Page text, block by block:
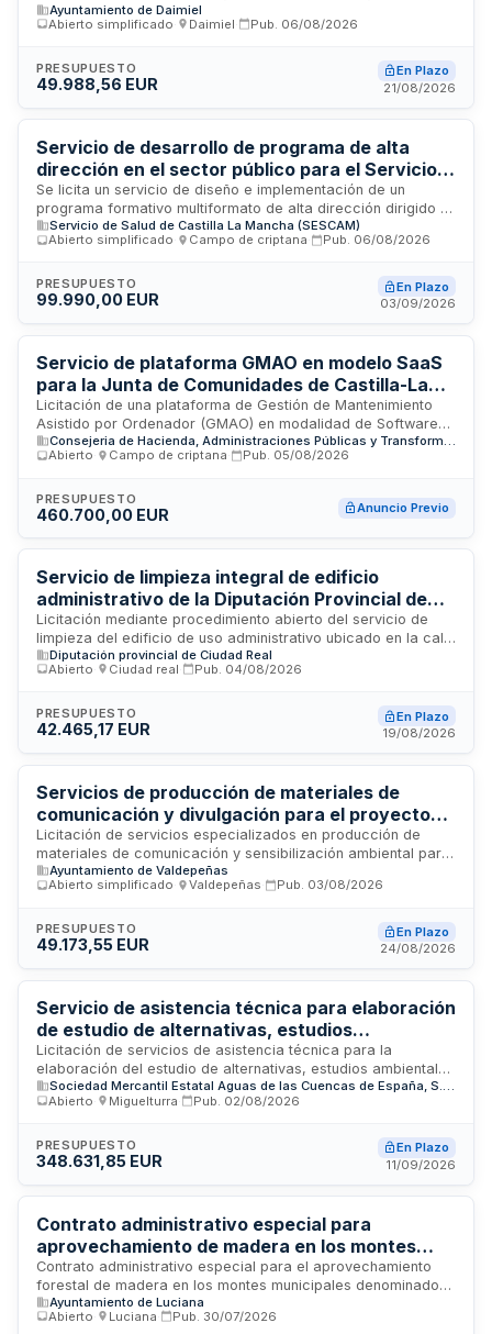
asistencia técnica de iluminación escénica, gestión de
taquilla, control de acceso y aforo, atención al público
espectáculos. El contrato tiene por finalidad asegurar el
correcto desarrollo de las actividades culturales
recepción de asistentes, la correcta validación de entradas,
el cumplimiento de límites de aforo y el funcionamiento de la
iluminación en todos los eventos.
Ayuntamiento de Daimiel
Abierto simplificado
Daimiel Pub. 06/08/2026
PRESUPUESTO
49.988,56 EUR
En Plazo
21/08/2026
Servicio de desarrollo de programa de alta
dirección en el sector público para el Servicio
de Salud de Castilla-La Mancha
Se licita un servicio de diseño e implementación de un
programa formativo multiformato de alta dirección dirigido a
personal directivo del Servicio de Salud de Castilla-La
Mancha. El programa incluye módulos sobre liderazgo,
impacto y herramientas de gestión del cambio, combinando
sesiones presenciales y virtuales. El objetivo es impulsar la
personalizada mediante trabajo colaborativo y aprendizaje
organizacional desde una perspectiva sistémica.
Servicio de Salud de Castilla La Mancha (SESCAM)
Abierto simplificado
Campo de criptana Pub. 06/08/2026
PRESUPUESTO
99.990,00 EUR
En Plazo
03/09/2026
Servicio de plataforma GMAO en modelo SaaS
para la Junta de Comunidades de Castilla-La
Mancha
Licitación de una plataforma de Gestión de Mantenimiento
Asistido por Ordenador (GMAO) en modalidad de Software
como Servicio (SaaS) para la Secretaría General de la
Consejería de Hacienda, Administraciones Públicas y
Castilla-La Mancha. El contrato incluye el acceso,
mantenimiento, actualizaciones y soporte técnico de la
operaciones de mantenimiento preventivo y correctivo de las
infraestructuras y equipos de la administración autonómica.
La solución deberá funcionar en entorno cloud con
disponibilidad continua y capacidades de integración con
sistemas existentes.
Consejeria de Hacienda, Administraciones Públicas y Transformación Digital de la Junta de Comunidades de Castilla-La Mancha
Abierto
Campo de criptana Pub. 05/08/2026
PRESUPUESTO
460.700,00 EUR Anuncio Previo
Servicio de limpieza integral de edificio
administrativo de la Diputación Provincial de
Ciudad Real
Licitación mediante procedimiento abierto del servicio de
limpieza del edificio de uso administrativo ubicado en la calle
Rosa 3 de la Diputación Provincial de Ciudad Real. Se trata
de un contrato de servicios intensivo en mano de obra, con
no se divide en lotes debido a la necesidad de coordinación
técnica y a que los trabajadores desarrollan sus tareas en
considerando criterios de valoración más allá del precio,
atendiendo a que se trata de un servicio de mano de obra
intensiva.
Diputación provincial de Ciudad Real
Abierto
Ciudad real Pub. 04/08/2026
PRESUPUESTO
42.465,17 EUR
En Plazo
19/08/2026
Servicios de producción de materiales de
comunicación y divulgación para el proyecto
de renaturalización urbana de Valdepeñas
Licitación de servicios especializados en producción de
materiales de comunicación y sensibilización ambiental para
el proyecto Renaturalización Urbana de Valdepeñas. El
Ayuntamiento de Valdepeñas contrata la ejecución material
incluidos en las acciones C1 y C2 del proyecto cofinanciado
por el Fondo Europeo de Desarrollo Regional a través de la
maquetación de documentos, asistencia para planificación
de actividades, exposición itinerante, guías, folletos,
cartelería y materiales para actividades de sensibilización.
Ayuntamiento de Valdepeñas
Abierto simplificado
Valdepeñas Pub. 03/08/2026
PRESUPUESTO
49.173,55 EUR
En Plazo
24/08/2026
Servicio de asistencia técnica para elaboración
de estudio de alternativas, estudios
ambientales y redacción de proyecto de
construcción para ampliación de depuradora
de Ciudad Real y Miguelturra
Licitación de servicios de asistencia técnica para la
elaboración del estudio de alternativas, estudios ambientales
y redacción del proyecto de construcción integrado en la
ampliación de la Estación Depuradora de Aguas Residuales
correspondientes a la incorporación del saneamiento de los
municipios de Torralba de Calatrava y Carrión de Calatrava
trabajos, trabajos preliminares, análisis de alternativas,
trabajos de campo y estudios ambientales.
Sociedad Mercantil Estatal Aguas de las Cuencas de España, S.A. (ACUAES)
Abierto
Miguelturra Pub. 02/08/2026
PRESUPUESTO
348.631,85 EUR
En Plazo
11/09/2026
Contrato administrativo especial para
aprovechamiento de madera en los montes
Rincón y Chiquero de Luciana
Contrato administrativo especial para el aprovechamiento
forestal de madera en los montes municipales denominados
Rincón y Chiquero de Luciana. La licitación persigue fines de
interés público orientados al fomento del empleo en sectores
Ayuntamiento de Luciana
Abierto
Luciana Pub. 30/07/2026